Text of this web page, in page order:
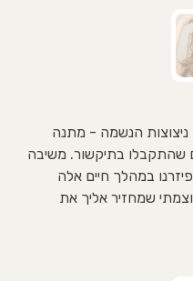
הנשמה - מתנה
תהליכים שהתקבלו בתיקשור. משיבה
במהלך חיים אלה
שמחזיר אליך את